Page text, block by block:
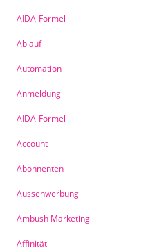
AIDA-Formel
Ablauf
Automation
Anmeldung
AIDA-Formel
Account
Abonnenten
Aussenwerbung
Ambush Marketing
Affinität